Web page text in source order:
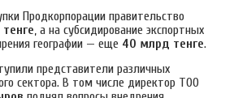
Продкорпорации правительство
, а на субсидирование экспортных
географии — еще 40 млрд тенге.
представители различных
сектора. В том числе директор ТОО